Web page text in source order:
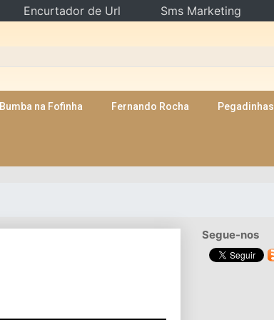
Bumba na Fofinha Fernando Rocha Pegadinhas
Segue-nos
Encurtador de Url Sms Marketing